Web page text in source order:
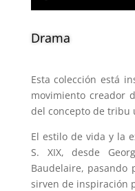
Drama
Esta colección está
movimiento creador
del concepto de tribu
El estilo de vida y la
S. XIX, desde
Baudelaire, pasando
sirven de inspiración